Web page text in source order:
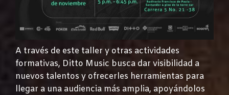
A través de este taller y otras actividades
formativas, Ditto Music busca dar visibilidad a
nuevos talentos y ofrecerles herramientas para
llegar a una audiencia más amplia, apoyándolos